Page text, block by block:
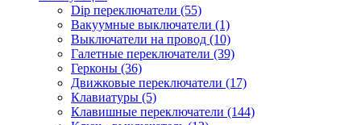
Dip переключатели (55)
Вакуумные выключатели (1)
Выключатели на провод (10)
Галетные переключатели (39)
Герконы (36)
Движковые переключатели (17)
Клавиатуры (5)
Клавишные переключатели (144)